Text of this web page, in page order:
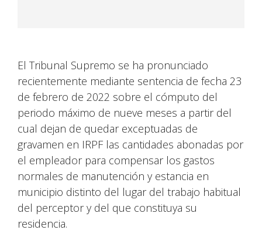
El Tribunal Supremo se ha pronunciado
recientemente mediante sentencia de fecha 23
de febrero de 2022 sobre el cómputo del
periodo máximo de nueve meses a partir del
cual dejan de quedar exceptuadas de
gravamen en IRPF las cantidades abonadas por
el empleador para compensar los gastos
normales de manutención y estancia en
municipio distinto del lugar del trabajo habitual
del perceptor y del que constituya su
residencia.